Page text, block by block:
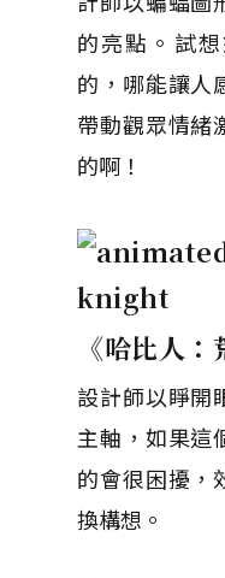
的亮點。試
的，哪能讓人
帶動觀眾情緒
的啊！
《哈比人
設計師以睜開
主軸，如果這
的會很困擾，
換構想。